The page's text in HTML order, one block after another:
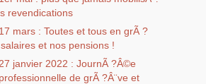
revendications
17 mars : Toutes et tous en grÃ ?
et nos pensions !
27 janvier 2022 : JournÃ ?Â©e
de grÃ ?Â¨ve et